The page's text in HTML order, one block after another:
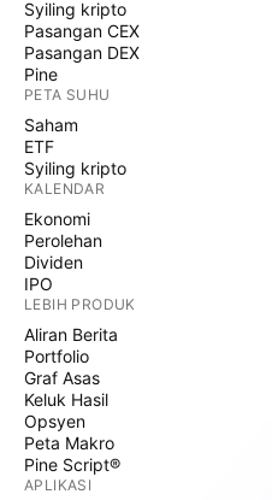
Syiling kripto
Pasangan CEX
Pasangan DEX
Pine
PETA SUHU
Saham
ETF
Syiling kripto
KALENDAR
Ekonomi
Perolehan
Dividen
IPO
LEBIH PRODUK
Aliran Berita
Portfolio
Graf Asas
Keluk Hasil
Opsyen
Peta Makro
Pine Script®
APLIKASI